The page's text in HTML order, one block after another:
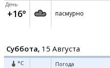
День
+16° пасмурно
Суббота, 15 Августа
°C Погода